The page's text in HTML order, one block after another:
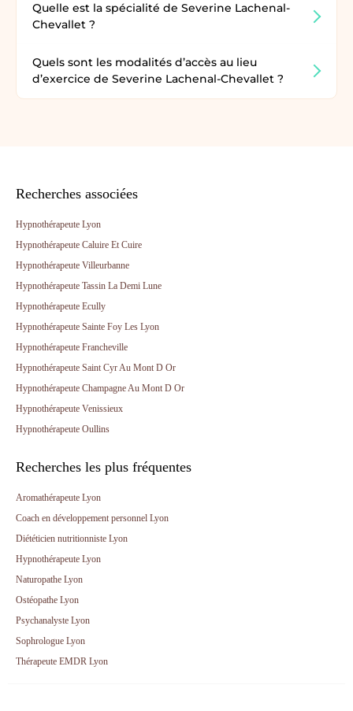
Quelle est la spécialité de Severine Lachenal-
Chevallet ?
Quels sont les modalités d’accès au lieu
d’exercice de Severine Lachenal-Chevallet ?
Recherches associées
Hypnothérapeute Lyon
Hypnothérapeute Caluire Et Cuire
Hypnothérapeute Villeurbanne
Hypnothérapeute Tassin La Demi Lune
Hypnothérapeute Ecully
Hypnothérapeute Sainte Foy Les Lyon
Hypnothérapeute Francheville
Hypnothérapeute Saint Cyr Au Mont D Or
Hypnothérapeute Champagne Au Mont D Or
Hypnothérapeute Venissieux
Hypnothérapeute Oullins
Recherches les plus fréquentes
Aromathérapeute Lyon
Coach en développement personnel Lyon
Diététicien nutritionniste Lyon
Hypnothérapeute Lyon
Naturopathe Lyon
Ostéopathe Lyon
Psychanalyste Lyon
Sophrologue Lyon
Thérapeute EMDR Lyon